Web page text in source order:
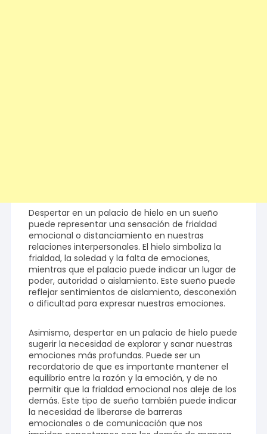
Despertar en un palacio de hielo en un sueño
puede representar una sensación de frialdad
emocional o distanciamiento en nuestras
relaciones interpersonales. El hielo simboliza la
frialdad, la soledad y la falta de emociones,
mientras que el palacio puede indicar un lugar de
poder, autoridad o aislamiento. Este sueño puede
reflejar sentimientos de aislamiento, desconexión
o dificultad para expresar nuestras emociones.
Asimismo, despertar en un palacio de hielo puede
sugerir la necesidad de explorar y sanar nuestras
emociones más profundas. Puede ser un
recordatorio de que es importante mantener el
equilibrio entre la razón y la emoción, y de no
permitir que la frialdad emocional nos aleje de los
demás. Este tipo de sueño también puede indicar
la necesidad de liberarse de barreras
emocionales o de comunicación que nos